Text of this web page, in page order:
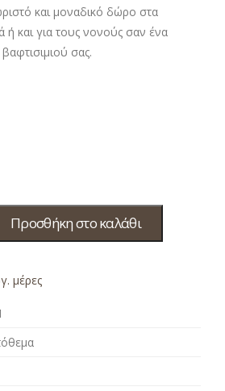
και μοναδικό δώρο στα
ή και για τους νονούς σαν ένα
σας.
Προσθήκη στο καλάθι
μέρες